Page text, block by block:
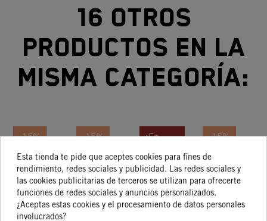
16 otros
productos en la
misma categoría:
-15%
PASTILLAS
FRENO
TRASERAS
KTM 790
39,20 €
33,32 €
-15%
PASADOR
FIJACIÓN
PASTILLAS
9,98 €
8,49 €
¡En
-15%
Palanca De
Freno De
Pie
Premontada
95,83 €
81,46 €
-15%
MANETA
DE
FRENO
KTM
32,79 €
27,87 €
Esta tienda te pide que aceptes cookies para fines de
rendimiento, redes sociales y publicidad. Las redes sociales y
las cookies publicitarias de terceros se utilizan para ofrecerte
funciones de redes sociales y anuncios personalizados.
¿Aceptas estas cookies y el procesamiento de datos personales
involucrados?